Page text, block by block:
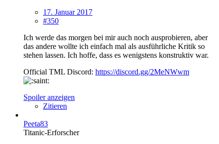
17. Januar 2017
#350
Ich werde das morgen bei mir auch noch ausprobieren, aber
das andere wollte ich einfach mal als ausführliche Kritik so
stehen lassen. Ich hoffe, dass es wenigstens konstruktiv war.
Official TML Discord: https://discord.gg/2MeNWwm
Spoiler anzeigen
Zitieren
Peeta83
Titanic-Erforscher